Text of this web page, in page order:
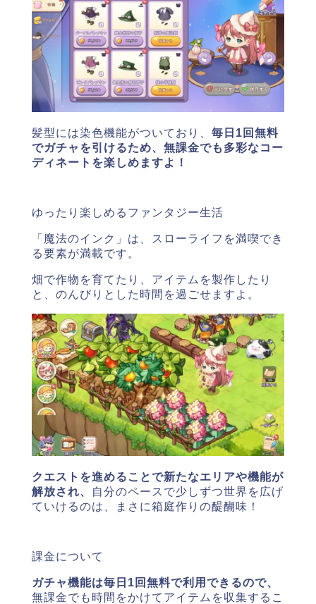
髪型には染色機能がついており、 毎日1回無料
でガチャを引けるため、無課金でも多彩なコー
ディネートを楽しめますよ！
ゆったり楽しめるファンタジー生活
「魔法のインク」は、スローライフを満喫でき
る要素が満載です。
畑で作物を育てたり、アイテムを製作したり
と、のんびりとした時間を過ごせますよ。
クエストを進めることで新たなエリアや機能が
解放され、
自分のペースで少しずつ世界を広げ
ていけるのは、まさに箱庭作りの醍醐味！
課金について
ガチャ機能は毎日1回無料で利用できるので、
無課金でも時間をかけてアイテムを収集するこ